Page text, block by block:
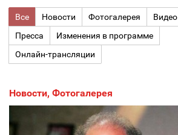
Все Новости Фотогалерея
Видео
Пресса
Изменения в программе
Онлайн-трансляции
Новости, Фотогалерея